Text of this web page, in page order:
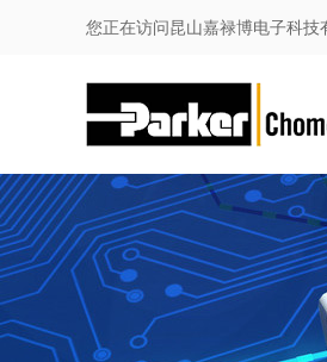
您正在访问昆山嘉禄博电子科技